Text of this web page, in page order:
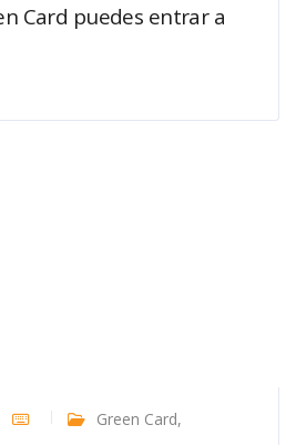
Card puedes entrar a
Green Card,